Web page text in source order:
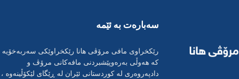
سەبارەت بە ئێمە
رێکخراوی مافی مرۆڤی هانا رێکخراوێکی سەربەخۆیە
کە هەوڵی بەرەوپێشبردنی مافەکانی مرۆڤ و
دادپەروەری لە کوردستانی ئێران لە ڕێگای لێکۆڵینەوە ،